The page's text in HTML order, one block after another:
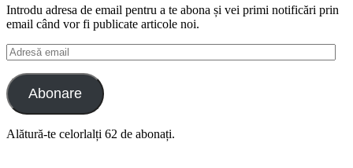
Introdu adresa de email pentru a te abona și vei primi notificări prin
email când vor fi publicate articole noi.
Adresă
email
Abonare
Alătură-te celorlalți 62 de abonați.